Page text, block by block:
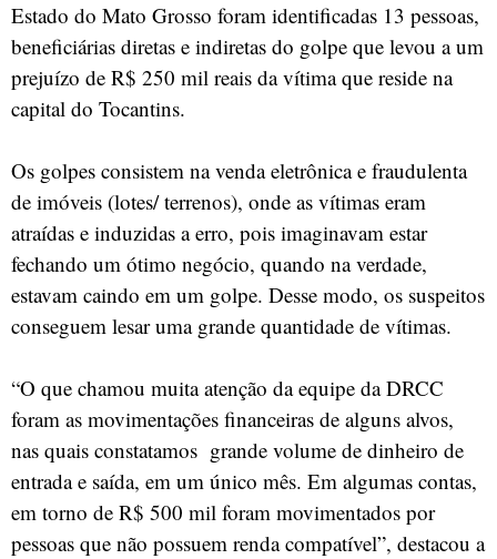
Estado do Mato Grosso foram identificadas 13 pessoas,
beneficiárias diretas e indiretas do golpe que levou a um
prejuízo de R$ 250 mil reais da vítima que reside na
capital do Tocantins.
Os golpes consistem na venda eletrônica e fraudulenta
de imóveis (lotes/ terrenos), onde as vítimas eram
atraídas e induzidas a erro, pois imaginavam estar
fechando um ótimo negócio, quando na verdade,
estavam caindo em um golpe. Desse modo, os suspeitos
conseguem lesar uma grande quantidade de vítimas.
“O que chamou muita atenção da equipe da DRCC
foram as movimentações financeiras de alguns alvos,
nas quais constatamos grande volume de dinheiro de
entrada e saída, em um único mês. Em algumas contas,
em torno de R$ 500 mil foram movimentados por
pessoas que não possuem renda compatível”, destacou a